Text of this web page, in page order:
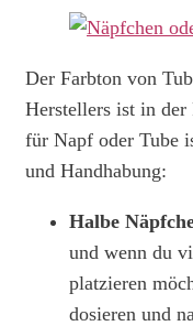
Der Farbton von
Herstellers ist in der
für Napf oder Tube
und Handhabung:
Halbe
und wenn du
platzieren
dosieren und